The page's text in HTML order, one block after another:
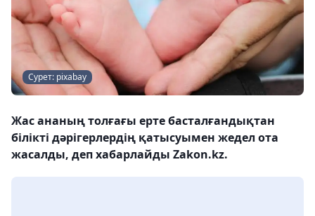
Сурет: pixabay
Жас ананың толғағы ерте басталғандықтан
білікті дәрігерлердің қатысуымен жедел ота
жасалды, деп хабарлайды Zakon.kz.